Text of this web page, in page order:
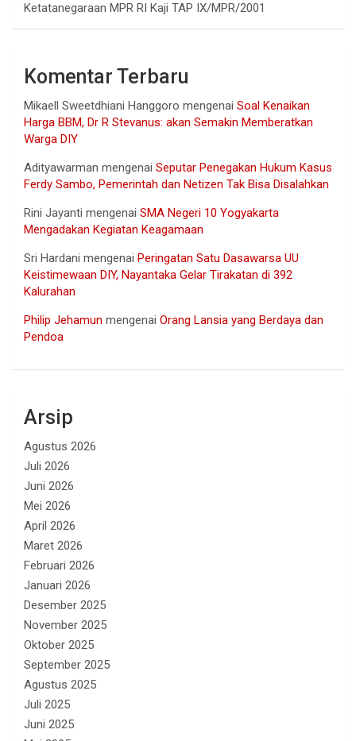
Ketatanegaraan MPR RI Kaji TAP IX/MPR/2001
Komentar Terbaru
Mikaell Sweetdhiani Hanggoro mengenai Soal Kenaikan
Harga BBM, Dr R Stevanus: akan Semakin Memberatkan
Warga DIY
Adityawarman mengenai Seputar Penegakan Hukum Kasus
Ferdy Sambo, Pemerintah dan Netizen Tak Bisa Disalahkan
Rini Jayanti mengenai SMA Negeri 10 Yogyakarta
Mengadakan Kegiatan Keagamaan
Sri Hardani mengenai Peringatan Satu Dasawarsa UU
Keistimewaan DIY, Nayantaka Gelar Tirakatan di 392
Kalurahan
Philip Jehamun mengenai Orang Lansia yang Berdaya dan
Pendoa
Arsip
Agustus 2026
Juli 2026
Juni 2026
Mei 2026
April 2026
Maret 2026
Februari 2026
Januari 2026
Desember 2025
November 2025
Oktober 2025
September 2025
Agustus 2025
Juli 2025
Juni 2025